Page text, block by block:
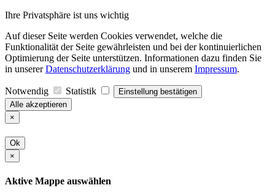
Ihre Privatsphäre ist uns wichtig
Auf dieser Seite werden Cookies verwendet, welche die
Funktionalität der Seite gewährleisten und bei der kontinuierlichen
Optimierung der Seite unterstützen. Informationen dazu finden Sie
in unsererDatenschutzerklärung und in unserem Impressum.
Notwendig Statistik
Einstellung bestätigen
Alle akzeptieren
×
Ok
×
Aktive Mappe auswählen